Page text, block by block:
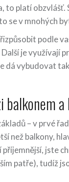
to platí
se v mnohých
podle
je využívají
dá vybudovat
balkonem
– v prvé
než balkony,
jste
patře), tudíž